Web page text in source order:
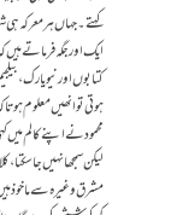
کہتے۔ جہاں ہر معرکہ ہی
ایک اور جگہ فرماتے ہیں
کتابوں اور نیویارک،
ہوتی تو انھیں معلوم
محمود نے اپنے کالم میں
لیکن سمجھا نہیں
مشرق وغیرہ سے ماخوذ